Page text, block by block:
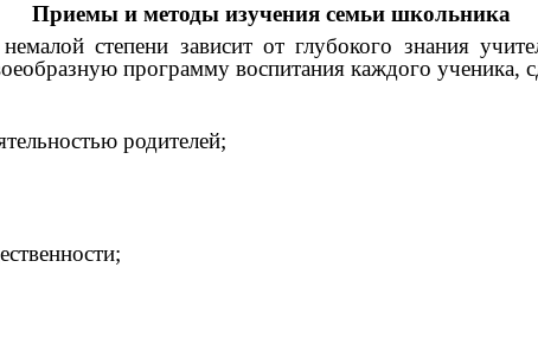
Приемы и методы изучения семьи школьника
степени зависит от глубокого знания
программу воспитания каждого ученика,
родителей;